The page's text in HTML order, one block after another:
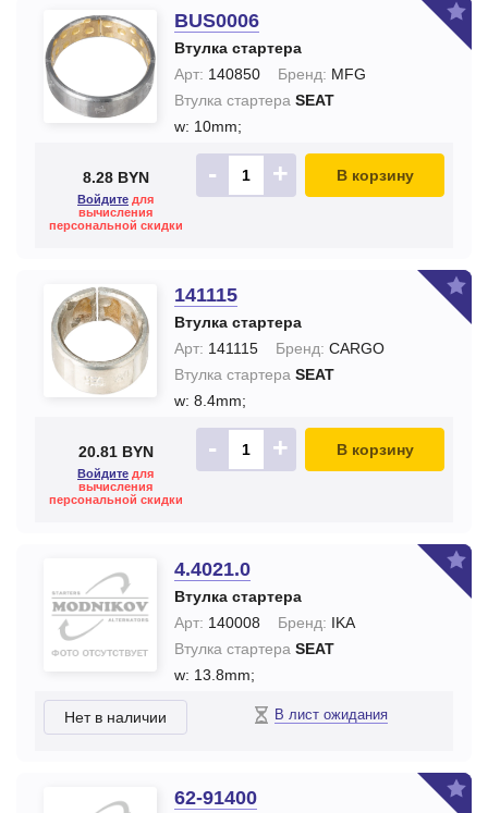
BUS0006
Втулка стартера
Арт: 140850 Бренд: MFG
Втулка стартера SEAT
w: 10mm;
8.28 BYN
Войдите для
вычисления
персональной скидки
- + В корзину
141115
Втулка стартера
Арт: 141115 Бренд: CARGO
Втулка стартера SEAT
w: 8.4mm;
20.81 BYN
Войдите для
вычисления
персональной скидки
- + В корзину
4.4021.0
Втулка стартера
Арт: 140008 Бренд: IKA
Втулка стартера SEAT
w: 13.8mm;
Нет в наличии В лист ожидания
62-91400